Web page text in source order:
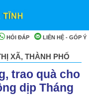
LIÊN HỆ - GÓP Ý
HỎI ĐÁP
XÃ, THÀNH PHỐ
trao quà cho
dịp Tháng